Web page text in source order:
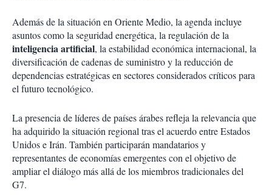
Además de la situación en Oriente Medio, la agenda incluye
asuntos como la seguridad energética, la regulación de la
inteligencia artificial, la estabilidad económica internacional, la
diversificación de cadenas de suministro y la reducción de
dependencias estratégicas en sectores considerados críticos para
el futuro tecnológico.
La presencia de líderes de países árabes refleja la relevancia que
ha adquirido la situación regional tras el acuerdo entre Estados
Unidos e Irán. También participarán mandatarios y
representantes de economías emergentes con el objetivo de
ampliar el diálogo más allá de los miembros tradicionales del
G7.